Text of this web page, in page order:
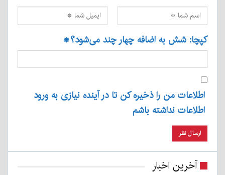
کپچا: شش به اضافه چهار چند می‌شود؟*
اطلاعات من را ذخیره کن تا در آینده نیازی به ورود
اطلاعات نداشته باشم
آخرین اخبار